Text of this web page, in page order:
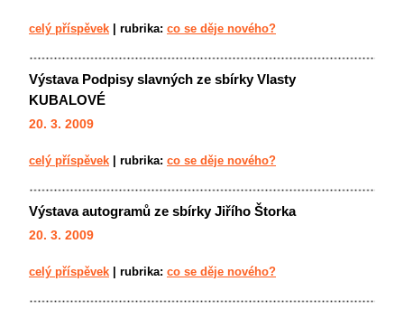
celý příspěvek rubrika: co se děje nového?
Výstava Podpisy slavných ze sbírky Vlasty
KUBALOVÉ
20. 3. 2009
celý příspěvek rubrika: co se děje nového?
Výstava autogramů ze sbírky Jiřího Štorka
20. 3. 2009
celý příspěvek rubrika: co se děje nového?